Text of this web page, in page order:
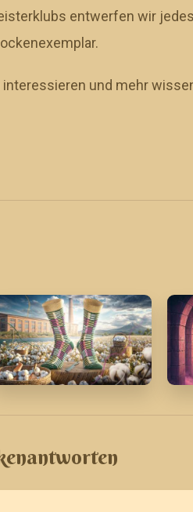
entwerfen wir jedes
und mehr